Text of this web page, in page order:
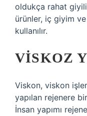
oldukça rahat
ürünler, iç giyim
kullanılır.
VISKOZ
Viskon, viskon
yapılan rejenere
İnsan yapımı